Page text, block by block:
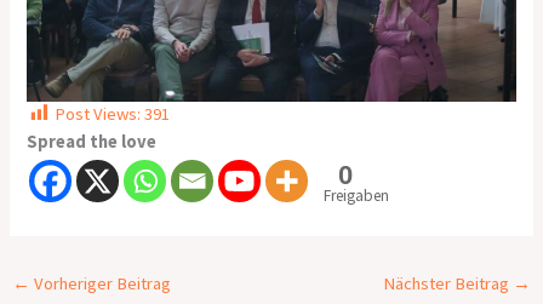
Post Views: 391
Spread the love
0
Freigaben
← Vorheriger Beitrag Nächster Beitrag →